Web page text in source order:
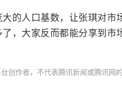
的人口基数，让张琪对市
，大家反而都能分享到市
创作者，不代表腾讯新闻或腾讯网的